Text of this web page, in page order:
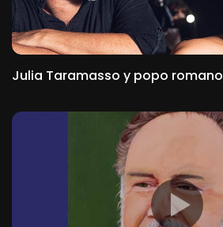
Julia Taramasso y popo romano